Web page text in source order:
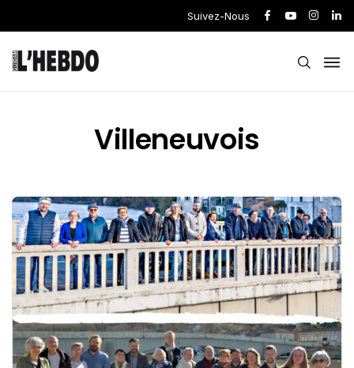
Suivez-Nous
Villeneuvois